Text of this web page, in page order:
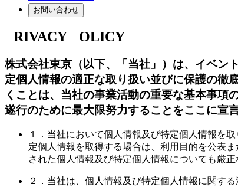
お問い合わせ
RIVACY OLICY
株式会社東京（以下、「当社」）は、イベン
定個人情報の適正な取り扱い並びに保護の徹
くことは、当社の事業活動の重要な基本事
遂行のために最大限努力することをここに宣
１．当社において個人情報及び特定個人情報を
定個人情報を取得する場合は、利用目的を公表
された個人情報及び特定個人情報についても厳
２．当社は、個人情報及び特定個人情報に関す